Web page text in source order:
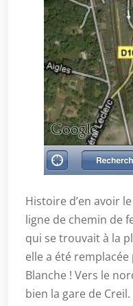
Histoire d’en avoir
ligne de chemin de
qui se trouvait à la
elle a été
Blanche ! Vers le
bien la gare de Creil.